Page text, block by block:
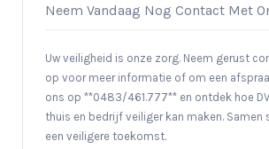
Neem Vandaag Nog Contact Met
Uw veiligheid is onze zorg. Neem gerust
op voor meer informatie of om een
ons op **0483/461.777** en ontdek hoe
thuis en bedrijf veiliger kan maken. Samen
een veiligere toekomst.